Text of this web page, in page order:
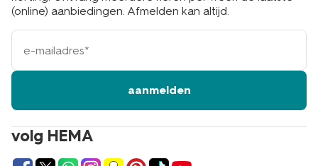
volg HEMA
(online) aanbiedingen. Afmelden kan altijd.
e-
mailadres
aanmelden